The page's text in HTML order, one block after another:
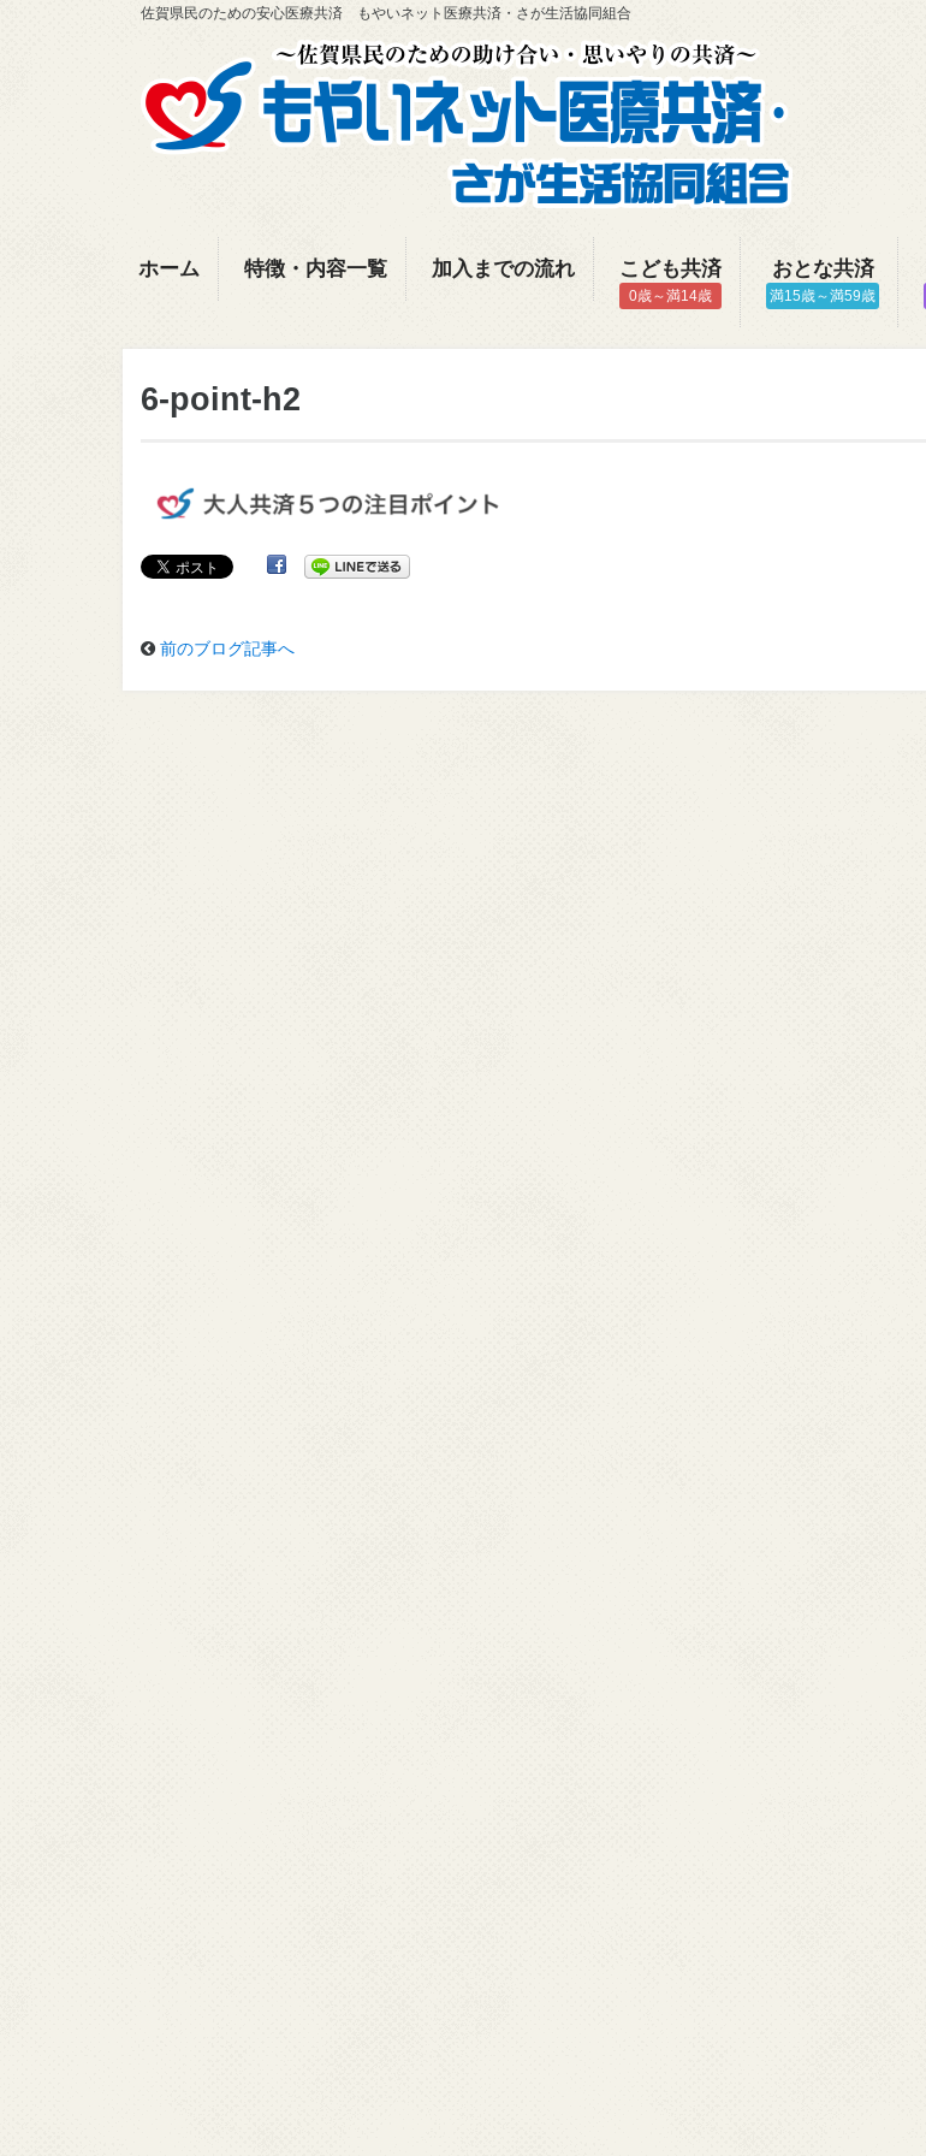
佐賀県民のための安心医療共済 もやいネット医療共済・さが生活協同組合
ホーム 特徴・内容一覧 加入までの流れ こども共済
0歳～満14歳
おとな共済
満15歳～満59歳
6-point-h2
前のブログ記事へ